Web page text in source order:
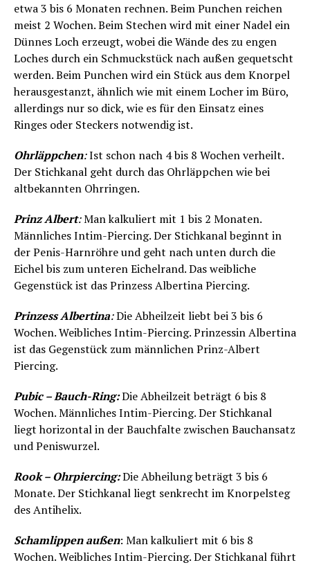
etwa 3 bis 6 Monaten rechnen. Beim Punchen reichen
meist 2 Wochen. Beim Stechen wird mit einer Nadel ein
Dünnes Loch erzeugt, wobei die Wände des zu engen
Loches durch ein Schmuckstück nach außen gequetscht
werden. Beim Punchen wird ein Stück aus dem Knorpel
herausgestanzt, ähnlich wie mit einem Locher im Büro,
allerdings nur so dick, wie es für den Einsatz eines
Ringes oder Steckers notwendig ist.
Ohrläppchen:Ist schon nach 4 bis 8 Wochen verheilt.
Der Stichkanal geht durch das Ohrläppchen wie bei
altbekannten Ohrringen.
Prinz Albert:Man kalkuliert mit 1 bis 2 Monaten.
Männliches Intim-Piercing. Der Stichkanal beginnt in
der Penis-Harnröhre und geht nach unten durch die
Eichel bis zum unteren Eichelrand. Das weibliche
Gegenstück ist das Prinzess Albertina Piercing.
Prinzess Albertina:Die Abheilzeit liebt bei 3 bis 6
Wochen. Weibliches Intim-Piercing. Prinzessin Albertina
ist das Gegenstück zum männlichen Prinz-Albert
Piercing.
Pubic – Bauch-Ring:Die Abheilzeit beträgt 6 bis 8
Wochen. Männliches Intim-Piercing. Der Stichkanal
liegt horizontal in der Bauchfalte zwischen Bauchansatz
und Peniswurzel.
Rook – Ohrpiercing:Die Abheilung beträgt 3 bis 6
Monate. Der Stichkanal liegt senkrecht im Knorpelsteg
des Antihelix.
Schamlippen außen: Man kalkuliert mit 6 bis 8
Wochen. Weibliches Intim-Piercing. Der Stichkanal führt